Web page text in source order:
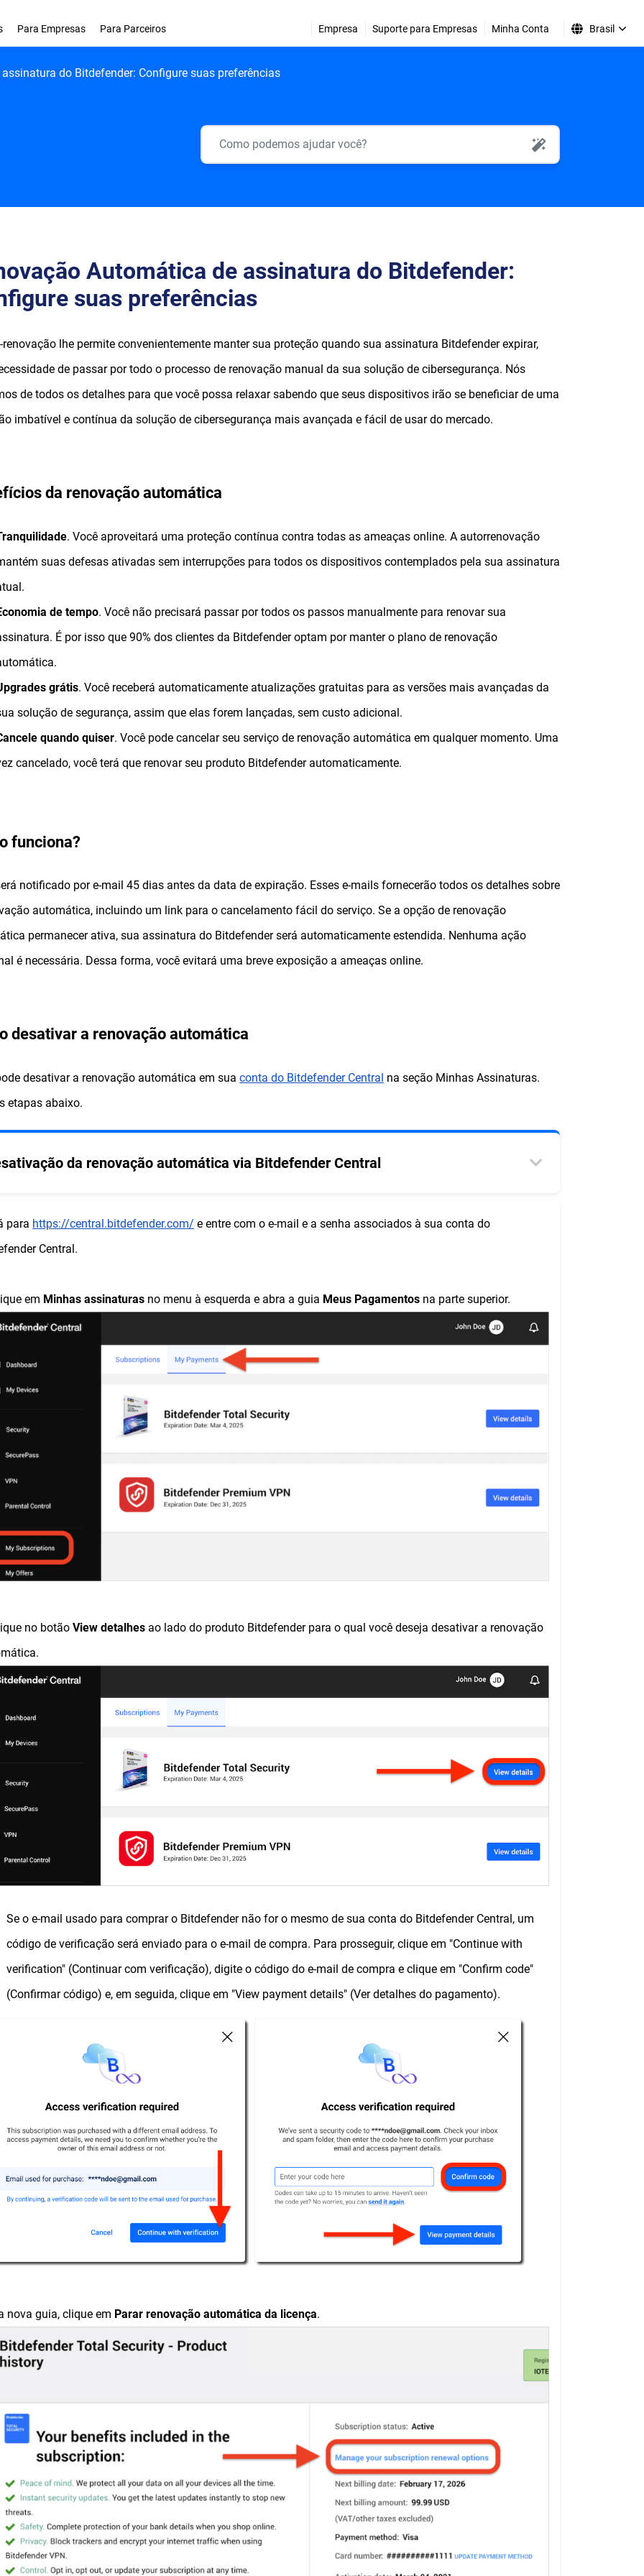
Para Empresas Para Parceiros Empresa Suporte para Empresas Minha Conta Brasil
do Bitdefender: Configure suas preferências
Automática de assinatura do Bitdefender:
suas preferências
renovação lhe permite convenientemente manter sua proteção quando sua assinatura Bitdefender expirar,
de passar por todo o processo de renovação manual da sua solução de cibersegurança. Nós
de todos os detalhes para que você possa relaxar sabendo que seus dispositivos irão se beneficiar de uma
imbatível e contínua da solução de cibersegurança mais avançada e fácil de usar do mercado.
da renovação automática
. Você aproveitará uma proteção contínua contra todas as ameaças online. A autorrenovação
suas defesas ativadas sem interrupções para todos os dispositivos contemplados pela sua assinatura
de tempo. Você não precisará passar por todos os passos manualmente para renovar sua
É por isso que 90% dos clientes da Bitdefender optam por manter o plano de renovação
grátis. Você receberá automaticamente atualizações gratuitas para as versões mais avançadas da
solução de segurança, assim que elas forem lançadas, sem custo adicional.
quando quiser. Você pode cancelar seu serviço de renovação automática em qualquer momento. Uma
cancelado, você terá que renovar seu produto Bitdefender automaticamente.
funciona?
notificado por e-mail 45 dias antes da data de expiração. Esses e-mails fornecerão todos os detalhes sobre
automática, incluindo um link para o cancelamento fácil do serviço. Se a opção de renovação
permanecer ativa, sua assinatura do Bitdefender será automaticamente estendida. Nenhuma ação
é necessária. Dessa forma, você evitará uma breve exposição a ameaças online.
desativar a renovação automática
desativar a renovação automática em sua conta do Bitdefender Central na seção Minhas Assinaturas.
etapas abaixo.
da renovação automática via Bitdefender Central
para https://central.bitdefender.com/ e entre com o e-mail e a senha associados à sua conta do
Central.
em Minhas assinaturas no menu à esquerda e abra a guia Meus Pagamentos na parte superior.
no botão View detalhes ao lado do produto Bitdefender para o qual você deseja desativar a renovação
Se o e-mail usado para comprar o Bitdefender não for o mesmo de sua conta do Bitdefender Central, um
código de verificação será enviado para o e-mail de compra. Para prosseguir, clique em "Continue with
verification" (Continuar com verificação), digite o código do e-mail de compra e clique em "Confirm code"
(Confirmar código) e, em seguida, clique em "View payment details" (Ver detalhes do pagamento).
nova guia, clique em Parar renovação automática da licença.